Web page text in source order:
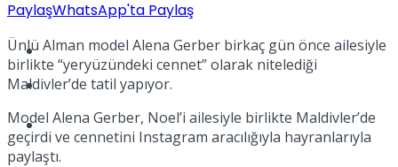
Kadınca
Spor
Podcast
PaylaşWhatsApp'ta Paylaş
Ünlü Alman model Alena Gerber birkaç gün önce ailesiyle
birlikte “yeryüzündeki cennet” olarak nitelediği
Maldivler’de tatil yapıyor.
Model Alena Gerber, Noel’i ailesiyle birlikte Maldivler’de
geçirdi ve cennetini Instagram aracılığıyla hayranlarıyla
paylaştı.